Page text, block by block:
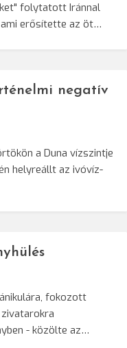
folytatott Iránnal
erősítette az öt…
negatív
a Duna vízszintje
helyreállt az ivóvíz-
fokozott
- közölte az…